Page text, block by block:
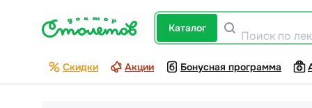
каталог
Поиск по
Скидки Акции Бонусная программа